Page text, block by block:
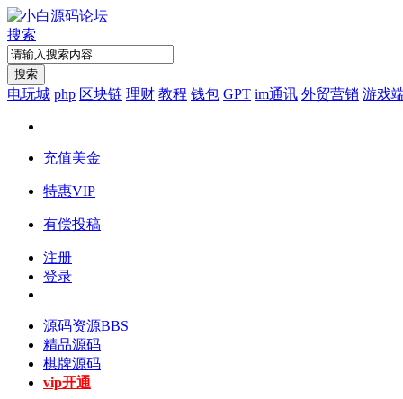
搜索
搜索
电玩城 php 区块链 理财 教程 钱包 GPT im通讯 外贸营销 游戏
充值美金
特惠VIP
有偿投稿
注册
登录
源码资源BBS
精品源码
棋牌源码
vip开通